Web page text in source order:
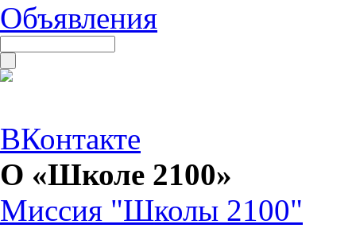
Объявления
ВКонтакте
О «Школе 2100»
Миссия "Школы 2100"